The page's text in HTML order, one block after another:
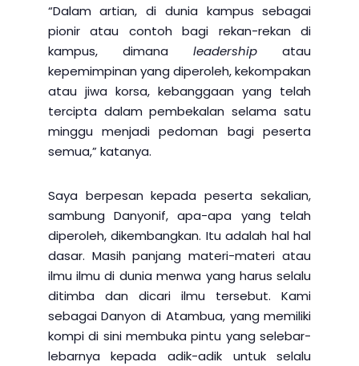
“Dalam artian, di dunia kampus sebagai
pionir atau contoh bagi rekan-rekan di
kampus, dimanaleadership atau
kepemimpinan yang diperoleh, kekompakan
atau jiwa korsa, kebanggaan yang telah
tercipta dalam pembekalan selama satu
minggu menjadi pedoman bagi peserta
semua,” katanya.
Saya berpesan kepada peserta sekalian,
sambung Danyonif, apa-apa yang telah
diperoleh, dikembangkan. Itu adalah hal hal
dasar. Masih panjang materi-materi atau
ilmu ilmu di dunia menwa yang harus selalu
ditimba dan dicari ilmu tersebut. Kami
sebagai Danyon di Atambua, yang memiliki
kompi di sini membuka pintu yang selebar-
lebarnya kepada adik-adik untuk selalu